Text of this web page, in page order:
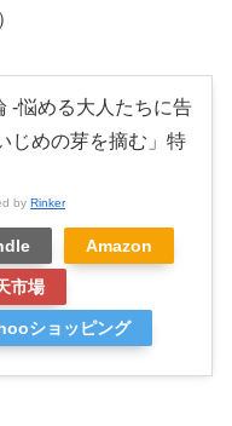
-悩める大人たちに告
じめの芽を摘む」特
by Rinker
Amazon
市場
ショッピング